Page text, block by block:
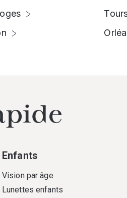
Enfants
Vision par âge
Lunettes enfants